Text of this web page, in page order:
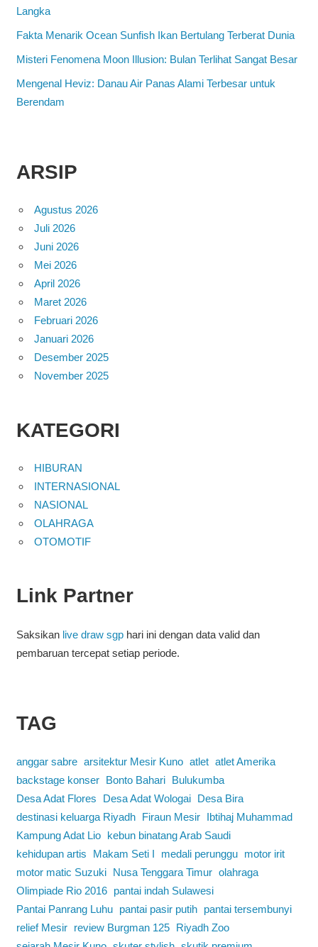
Langka
Fakta Menarik Ocean Sunfish Ikan Bertulang Terberat Dunia
Misteri Fenomena Moon Illusion: Bulan Terlihat Sangat Besar
Mengenal Heviz: Danau Air Panas Alami Terbesar untuk
Berendam
ARSIP
Agustus 2026
Juli 2026
Juni 2026
Mei 2026
April 2026
Maret 2026
Februari 2026
Januari 2026
Desember 2025
November 2025
KATEGORI
HIBURAN
INTERNASIONAL
NASIONAL
OLAHRAGA
OTOMOTIF
Link Partner
Saksikan live draw sgphari ini dengan data valid dan
pembaruan tercepat setiap periode.
TAG
anggar sabre arsitektur Mesir Kuno atlet atlet Amerika
backstage konser
Bonto Bahari
Bulukumba
Desa Adat Flores
Desa Adat Wologai
Desa Bira
destinasi keluarga Riyadh
Firaun Mesir
Ibtihaj Muhammad
Kampung Adat Lio
kebun binatang Arab Saudi
kehidupan artis
Makam Seti I medali perunggu
motor irit
motor matic Suzuki
Nusa Tenggara Timur olahraga
Olimpiade Rio 2016
pantai indah Sulawesi
Pantai Panrang Luhu
pantai pasir putih
pantai tersembunyi
relief Mesir
review Burgman 125
Riyadh Zoo